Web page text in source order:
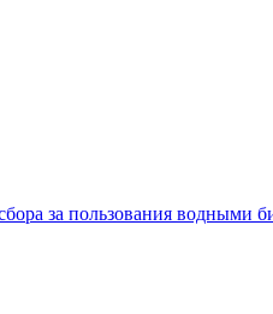
за пользования водными